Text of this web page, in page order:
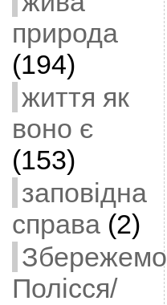
природа
(194)
життя як
воно є
(153)
заповідна
справа(2)
Збережемо
Полісся/